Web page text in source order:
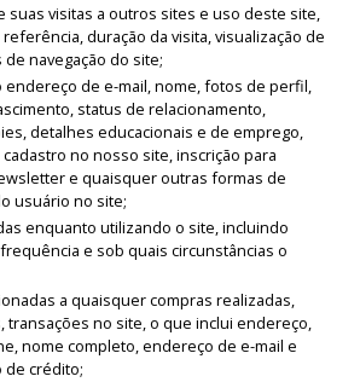
visitas a outros sites e uso deste site,
duração da visita, visualização de
navegação do site;
endereço de e-mail, nome, fotos de perfil,
status de relacionamento,
detalhes educacionais e de emprego,
no nosso site, inscrição para
e quaisquer outras formas de
usuário no site;
enquanto utilizando o site, incluindo
e sob quais circunstâncias o
a quaisquer compras realizadas,
transações no site, o que inclui endereço,
nome completo, endereço de e-mail e
de crédito;